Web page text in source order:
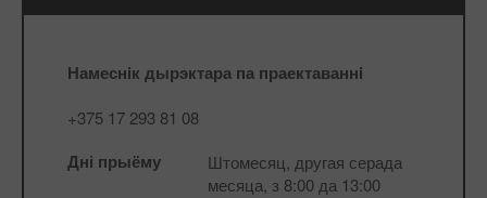
Намеснiк дырэктара па праектаваннi
+375 17 293 81 08
Дні прыёму
Штомесяц, другая серада
месяца, з 8:00 да 13:00